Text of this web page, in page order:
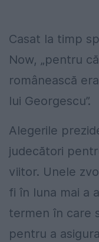
Casat la timp
Now, „pentru
românească
lui Georgescu”.
Alegerile
judecători
viitor. Unele
fi în luna mai a
termen în care
pentru a